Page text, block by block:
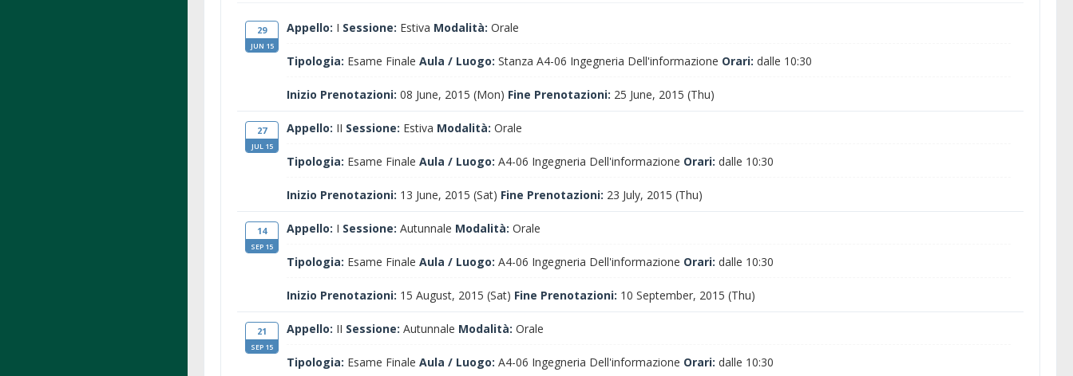
29
JUN 15
Appello: I Sessione: Estiva Modalità: Orale
Tipologia: Esame Finale Aula / Luogo: Stanza A4-06 Ingegneria Dell'informazione Orari: dalle 10:30
Inizio Prenotazioni: 08 June, 2015 (Mon) Fine Prenotazioni: 25 June, 2015 (Thu)
27
JUL 15
Appello: II Sessione: Estiva Modalità: Orale
Tipologia: Esame Finale Aula / Luogo: A4-06 Ingegneria Dell'informazione Orari: dalle 10:30
Inizio Prenotazioni: 13 June, 2015 (Sat) Fine Prenotazioni: 23 July, 2015 (Thu)
14
SEP 15
Appello: I Sessione: Autunnale Modalità: Orale
Tipologia: Esame Finale Aula / Luogo: A4-06 Ingegneria Dell'informazione Orari: dalle 10:30
Inizio Prenotazioni: 15 August, 2015 (Sat) Fine Prenotazioni: 10 September, 2015 (Thu)
21
SEP 15
Appello: II Sessione: Autunnale Modalità: Orale
Tipologia: Esame Finale Aula / Luogo: A4-06 Ingegneria Dell'informazione Orari: dalle 10:30